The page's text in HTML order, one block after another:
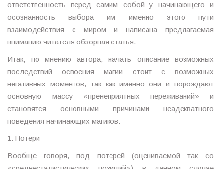
ответственность перед самим собой у начинающего и
осознанность выбора им именно этого пути
взаимодействия с миром и написана предлагаемая
вниманию читателя обзорная статья.
Итак, по мнению автора, начать описание возможных
последствий освоения магии стоит с возможных
негативных моментов, так как именно они и порождают
основную массу «пренеприятных переживаний» и
становятся основными причинами неадекватного
поведения начинающих магиков.
1. Потери
Вообще говоря, под потерей (оцениваемой так со